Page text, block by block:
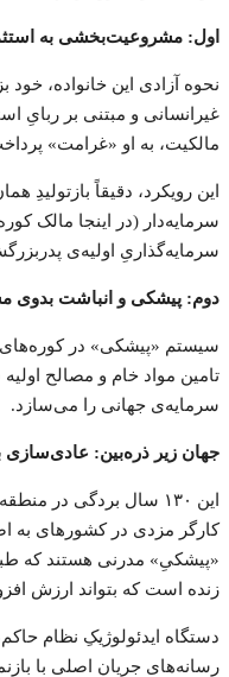
اول: مشروعیت‌بخشی به
نحوه آزادی این خانواده،
غیرانسانی و مبتنی بر ربایِ
مالکیت، به او «غرامت»
این رویکرد، دقیقاً
سرمایه‌گذاریِ اولیه‌ی
دوم: پیشکی و انباشت بدوی
سیستم «پیشکی» در کوره‌های
تامین مواد خام و مصالح
سرمایه‌ی جهانی را می‌سازد.
جهان زیر ذره‌بین: عادی‌سازی
این ۱۳۰ سال بردگی
کارگر مزدی در کشورهای به
«پیشکیِ» مدرنی هستند که
زنده است که بتواند ارزش
دستگاه ایدئولوژیکِ نظام
رسانه‌های جریان اصلی با